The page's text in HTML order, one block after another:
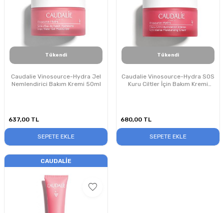
Tükendi
Caudalie Vinosource-Hydra Jel
Nemlendirici Bakım Kremi 50ml
637,00 TL
SEPETE EKLE
Tükendi
Caudalie Vinosource-Hydra SOS
Kuru Ciltler İçin Bakım Kremi
680,00 TL
SEPETE EKLE
CAUDALIE